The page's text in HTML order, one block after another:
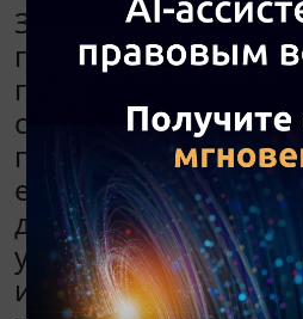
Законом о защите
потребителей
гарантийный срок
срок его службы
передачи товара
если иное не
договором. Если
установить
исчисляются со дня